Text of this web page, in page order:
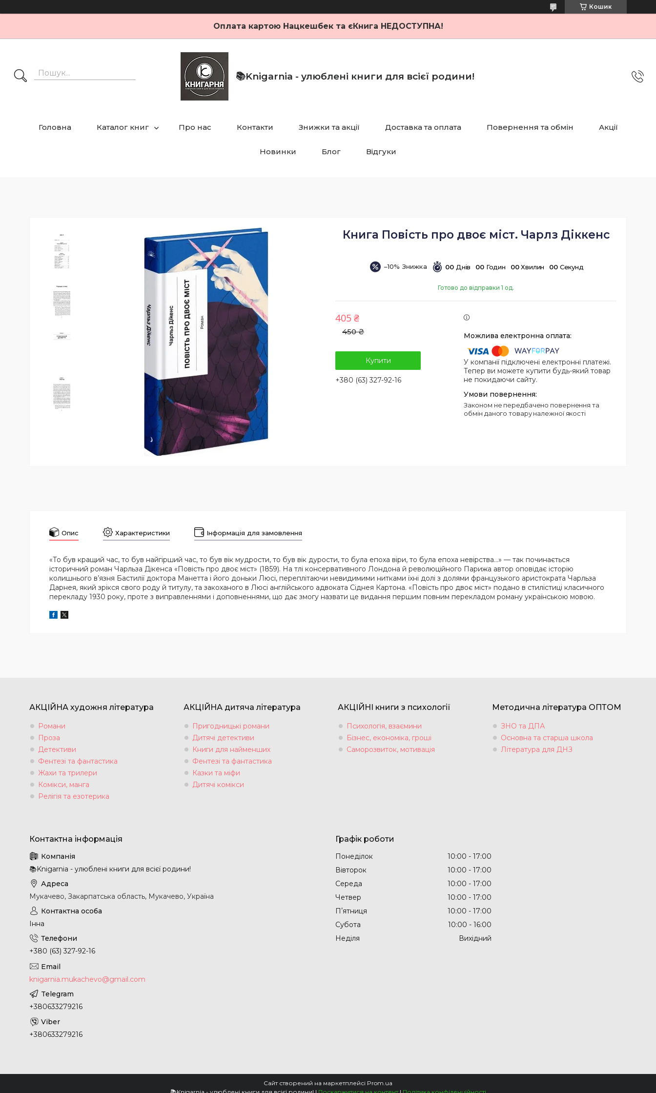
Кошик
Оплата картою Нацкешбек та єКнига НЕДОСТУПНА!
📚Knigarnia - улюблені книги для всієї родини!
Головна Каталог книг Про нас Контакти Знижки та акції Доставка та оплата Повернення та обмін Акції
Новинки Блог Відгуки
Книга Повість про двоє міст. Чарлз Діккенс
–10% 00 Днів 00 Годин 00 Хвилин 00 Секунд
Готово до відправки 1 од.
450 ₴
405 ₴
Купити
+380 (63) 327-92-16
У компанії підключені електронні платежі.
Тепер ви можете купити будь-який товар
не покидаючи сайту.
Законом не передбачено повернення та
обмін даного товару належної якості
Опис Характеристики Інформація для замовлення
«То був кращий час, то був найгірший час, то був вік мудрости, то був вік дурости, то була епоха віри, то була епоха невірства…» — так починається
історичний роман Чарльза Дікенса «Повість про двоє міст» (1859). На тлі консервативного Лондона й революційного Парижа автор оповідає історію
колишнього в’язня Бастилії доктора Манетта і його доньки Люсі, переплітаючи невидимими нитками їхні долі з долями французького аристократа Чарльза
Дарнея, який зрікся свого роду й титулу, та закоханого в Люсі англійського адвоката Сіднея Картона. «Повість про двоє міст» подано в стилістиці класичного
перекладу 1930 року, проте з виправленнями і доповненнями, що дає змогу назвати це видання першим повним перекладом роману українською мовою.
АКЦІЙНА художня література
Романи
Проза
Детективи
Фентезі та фантастика
Жахи та трилери
Комікси, манга
Релігія та езотерика
АКЦІЙНА дитяча література
Пригодницькі романи
Дитячі детективи
Книги для найменших
Фентезі та фантастика
Казки та міфи
Дитячі комікси
АКЦІЙНІ книги з психології
Психологія, взаємини
Бізнес, економіка, гроші
Саморозвиток, мотивація
Методична література ОПТОМ
ЗНО та ДПА
Основна та старша школа
Література для ДНЗ
📚Knigarnia - улюблені книги для всієї родини!
Мукачево, Закарпатська область, Мукачево, Україна
Інна
+380 (63) 327-92-16
knigarnia.mukachevo@gmail.com
+380633279216
+380633279216
Графік роботи
Понеділок 10:00
17:00
Вівторок
10:00
17:00
Середа
10:00
17:00
Четвер
10:00
17:00
Пʼятниця
10:00
17:00
Субота
10:00
16:00
Неділя
Вихідний
Сайт створений на маркетплейсі Prom.ua